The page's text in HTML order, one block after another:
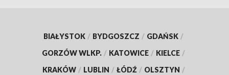
BIAŁYSTOK / BYDGOSZCZ / GDAŃSK /
GORZÓW WLKP. / KATOWICE / KIELCE /
KRAKÓW / LUBLIN / ŁÓDŹ / OLSZTYN /